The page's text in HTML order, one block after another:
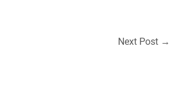
Next Post →